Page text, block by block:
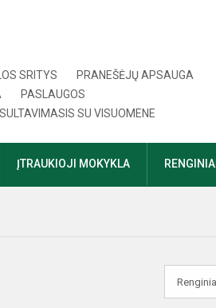
SRITYS
PRANEŠĖJŲ APSAUGA
PASLAUGOS
SU VISUOMENE
ĮTRAUKIOJI MOKYKLA RENGINIAI